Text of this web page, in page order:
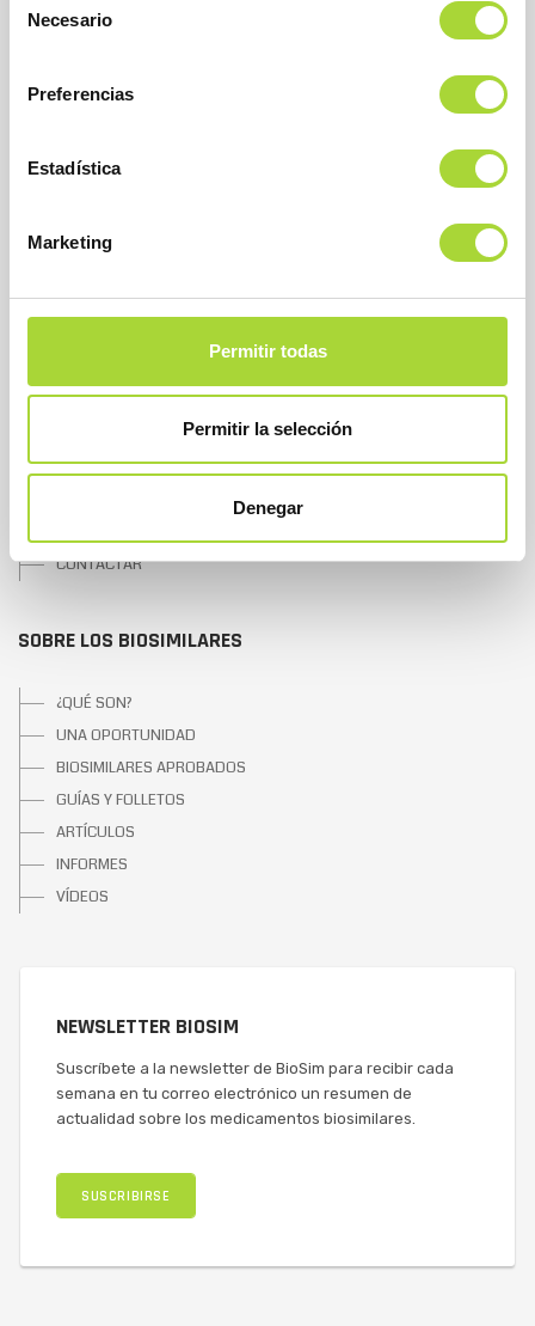
Necesario
Preferencias
Estadística
Marketing
Permitir todas
Permitir la selección
Denegar
28027 Madrid
SOBRE BIOSIM
JUNTA DIRECTIVA
ASOCIADOS
CONTACTAR
SOBRE LOS BIOSIMILARES
¿QUÉ SON?
UNA OPORTUNIDAD
BIOSIMILARES APROBADOS
GUÍAS Y FOLLETOS
ARTÍCULOS
INFORMES
VÍDEOS
NEWSLETTER BIOSIM
Suscríbete a la newsletter de BioSim para recibir cada
semana en tu correo electrónico un resumen de
actualidad sobre los medicamentos biosimilares.
SUSCRIBIRSE